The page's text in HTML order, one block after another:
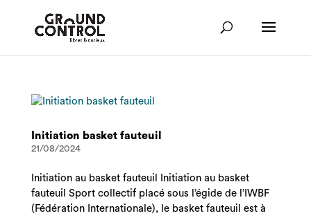
Initiation basket fauteuil
21/08/2024
Initiation au basket fauteuil Initiation au basket
fauteuil Sport collectif placé sous l’égide de l’IWBF
(Fédération Internationale), le basket fauteuil est à